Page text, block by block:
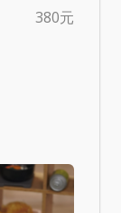
380元